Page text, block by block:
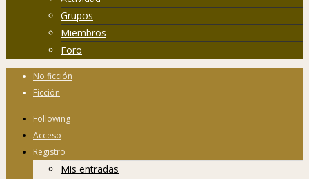
Grupos
Miembros
Foro
No ficción
Ficción
Following
Acceso
Registro
Mis entradas